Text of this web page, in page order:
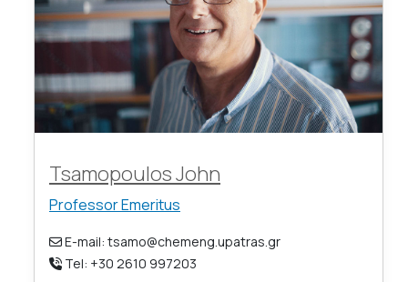
Tsamopoulos John
Professor Emeritus
E-mail: tsamo@chemeng.upatras.gr
Tel: +30 2610 997203